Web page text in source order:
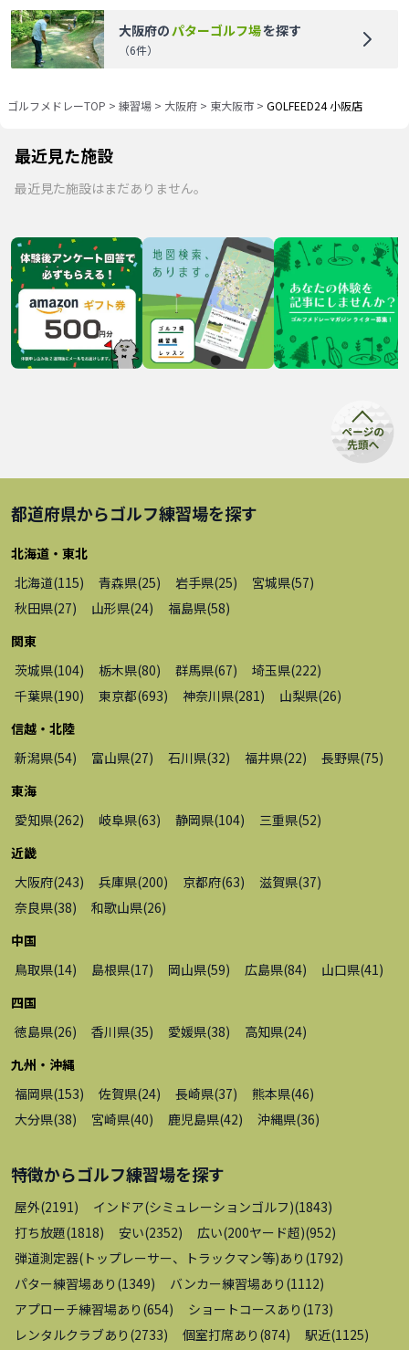
大阪府のパターゴルフ場を探す
（6件）
ゴルフメドレーTOP > 練習場 > 大阪府 > 東大阪市 > GOLFEED24 小阪店
最近見た施設
最近見た施設はまだありません。
都道府県からゴルフ練習場を探す
北海道・東北
北海道(115) 青森県(25) 岩手県(25) 宮城県(57)
秋田県(27) 山形県(24) 福島県(58)
関東
茨城県(104) 栃木県(80) 群馬県(67) 埼玉県(222)
千葉県(190) 東京都(693) 神奈川県(281) 山梨県(26)
信越・北陸
新潟県(54) 富山県(27) 石川県(32) 福井県(22) 長野県(75)
東海
愛知県(262) 岐阜県(63) 静岡県(104) 三重県(52)
近畿
大阪府(243) 兵庫県(200) 京都府(63) 滋賀県(37)
奈良県(38) 和歌山県(26)
中国
鳥取県(14) 島根県(17) 岡山県(59) 広島県(84) 山口県(41)
四国
徳島県(26) 香川県(35) 愛媛県(38) 高知県(24)
九州・沖縄
福岡県(153) 佐賀県(24) 長崎県(37) 熊本県(46)
大分県(38) 宮崎県(40) 鹿児島県(42) 沖縄県(36)
特徴からゴルフ練習場を探す
屋外(2191) インドア(シミュレーションゴルフ)(1843)
打ち放題(1818) 安い(2352) 広い(200ヤード超)(952)
弾道測定器(トップレーサー、トラックマン等)あり (1792)
パター練習場あり (1349) バンカー練習場あり (1112)
アプローチ練習場あり (654) ショートコースあり (173)
レンタルクラブあり (2733) 個室打席あり (874) 駅近(1125)